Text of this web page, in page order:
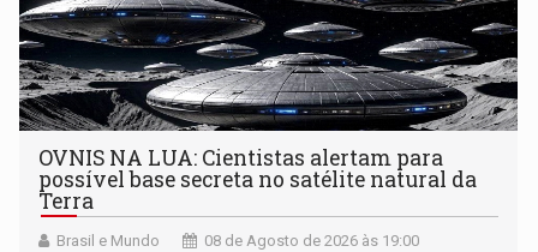
OVNIS NA LUA: Cientistas alertam para
possível base secreta no satélite natural da
Terra
Brasil e Mundo 08 de Agosto de 2026 às 19:00